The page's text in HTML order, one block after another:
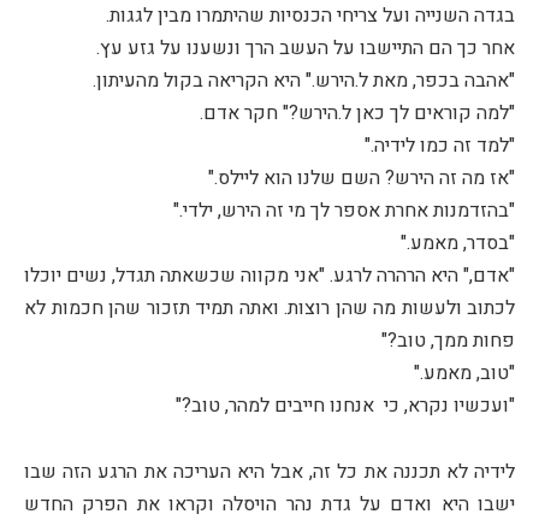
בגדה השנייה ועל צריחי הכנסיות שהיתמרו מבין לגגות.
אחר כך הם התיישבו על העשב הרך ונשענו על גזע עץ.
"אהבה בכפר, מאת ל.הירש." היא הקריאה בקול מהעיתון.
"למה קוראים לך כאן ל.הירש?" חקר אדם.
"למד זה כמו לידיה."
"אז מה זה הירש? השם שלנו הוא ליילס."
"בהזדמנות אחרת אספר לך מי זה הירש, ילדי."
"בסדר, מאמע."
"אדם," היא הרהרה לרגע. "אני מקווה שכשאתה תגדל, נשים יוכלו
לכתוב ולעשות מה שהן רוצות. ואתה תמיד תזכור שהן חכמות לא
פחות ממך, טוב?"
"טוב, מאמע."
"ועכשיו נקרא, כי אנחנו חייבים למהר, טוב?"
לידיה לא תכננה את כל זה, אבל היא העריכה את הרגע הזה שבו
ישבו היא ואדם על גדת נהר הויסלה וקראו את הפרק החדש